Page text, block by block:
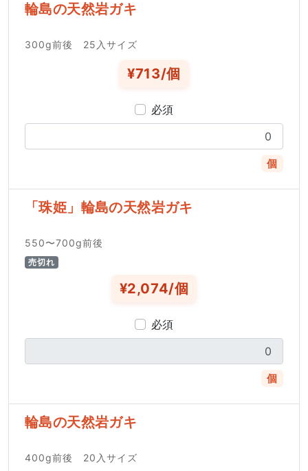
輪島の天然岩ガキ
300g前後 25入サイズ
¥713/個
必須
個
「珠姫」輪島の天然岩ガキ
550〜700g前後
売切れ
¥2,074/個
必須
個
輪島の天然岩ガキ
400g前後 20入サイズ